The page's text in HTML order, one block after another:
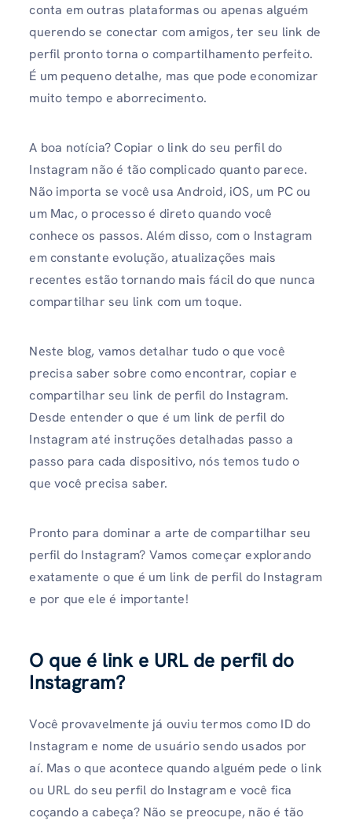
conta em outras plataformas ou apenas alguém
querendo se conectar com amigos, ter seu link de
perfil pronto torna o compartilhamento perfeito.
É um pequeno detalhe, mas que pode economizar
muito tempo e aborrecimento.
A boa notícia? Copiar o link do seu perfil do
Instagram não é tão complicado quanto parece.
Não importa se você usa Android, iOS, um PC ou
um Mac, o processo é direto quando você
conhece os passos. Além disso, com o Instagram
em constante evolução, atualizações mais
recentes estão tornando mais fácil do que nunca
compartilhar seu link com um toque.
Neste blog, vamos detalhar tudo o que você
precisa saber sobre como encontrar, copiar e
compartilhar seu link de perfil do Instagram.
Desde entender o que é um link de perfil do
Instagram até instruções detalhadas passo a
passo para cada dispositivo, nós temos tudo o
que você precisa saber.
Pronto para dominar a arte de compartilhar seu
perfil do Instagram? Vamos começar explorando
exatamente o que é um link de perfil do Instagram
e por que ele é importante!
O que é link e URL de perfil do
Instagram?
Você provavelmente já ouviu termos como ID do
Instagram e nome de usuário sendo usados ​​por
aí. Mas o que acontece quando alguém pede o link
ou URL do seu perfil do Instagram e você fica
coçando a cabeça? Não se preocupe, não é tão